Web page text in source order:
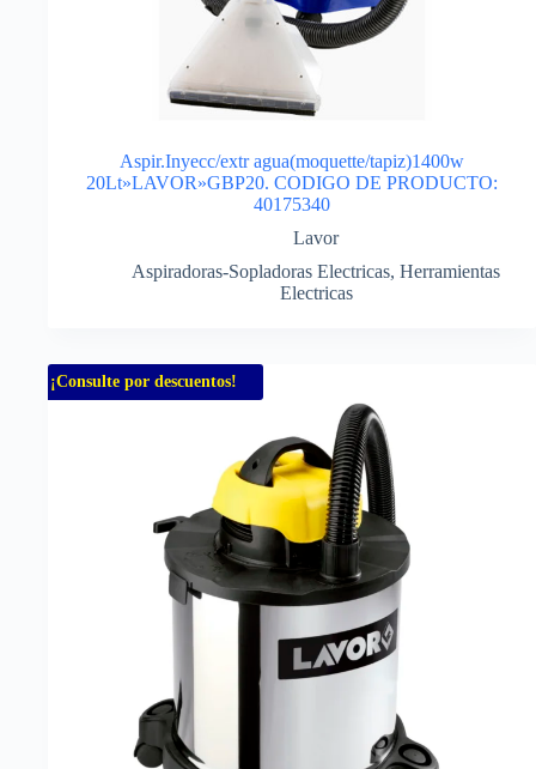
Aspir.Inyecc/extr agua(moquette/tapiz)1400w
20Lt»LAVOR»GBP20. CODIGO DE PRODUCTO:
40175340
Lavor
Aspiradoras-Sopladoras Electricas, Herramientas
Electricas
¡Consulte por descuentos!